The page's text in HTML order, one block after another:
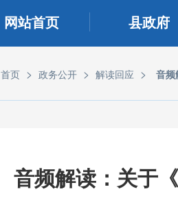
网站首页 县政府
首页 > 政务公开 > 解读回应 > 音频
音频解读：关于